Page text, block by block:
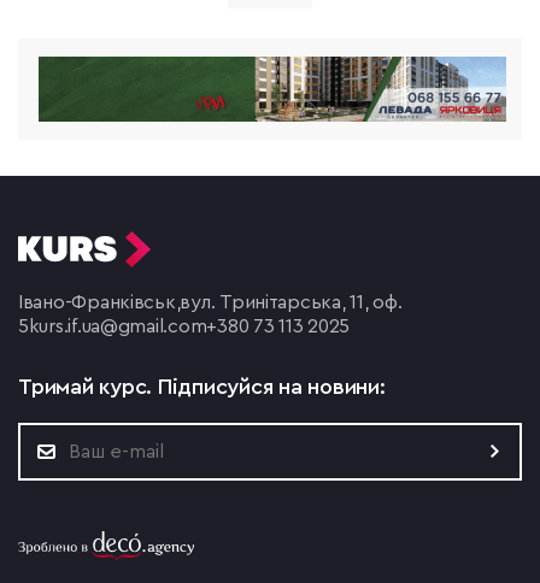
Івано-Франківськ, вул. Тринітарська, 11, оф.
5 kurs.if.ua@gmail.com+380 73 113 2025
Тримай курс. Підписуйся на новини: